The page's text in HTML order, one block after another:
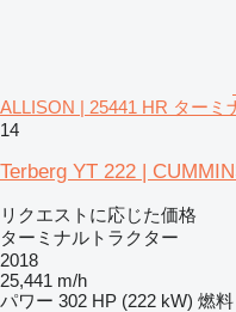
ALLISON | 25441 HR ターミ
14
Terberg YT 222 |
リクエストに応じた価格
ターミナルトラクター
2018
25,441 m/h
パワー 302 HP (222 kW) 燃料